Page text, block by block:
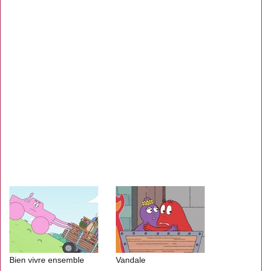
Bien vivre ensemble Vandale